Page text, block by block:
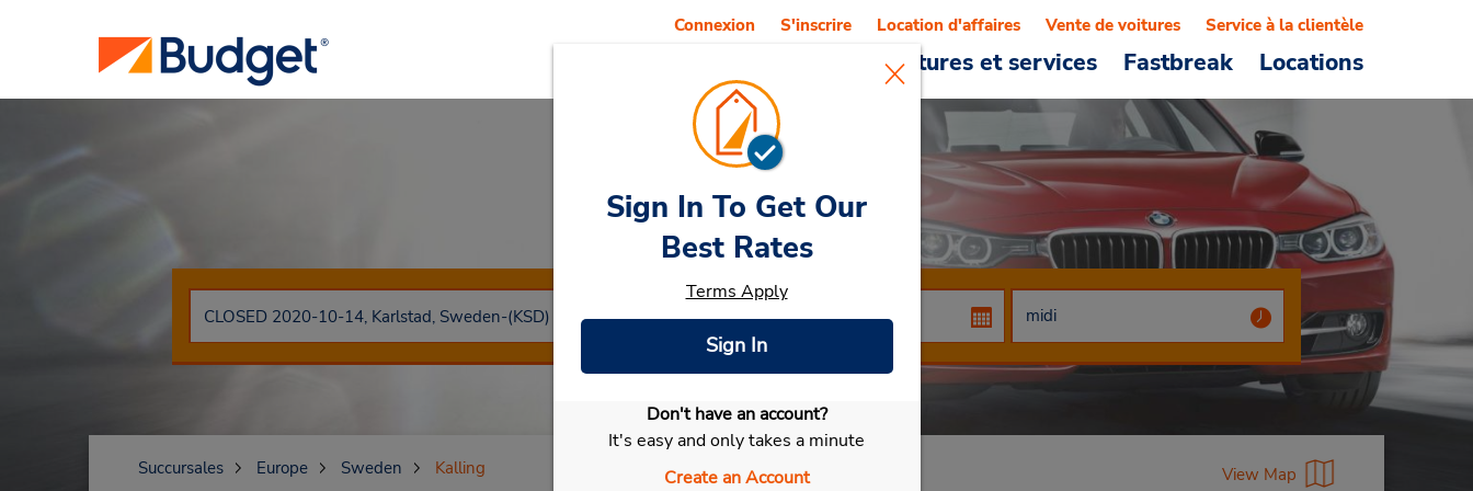
Voitures et services Fastbreak Locations
Connexion S'inscrire Location d'affaires Vente de voitures Service à la clientèle
Car RentalKalling
Sélectionner ma voiture
Sign In To Get Our
Best Rates
Terms Apply
Sign In
Don't have an account?
It's easy and only takes a minute
Create an Account
Succursales Europe Sweden Kalling View Map